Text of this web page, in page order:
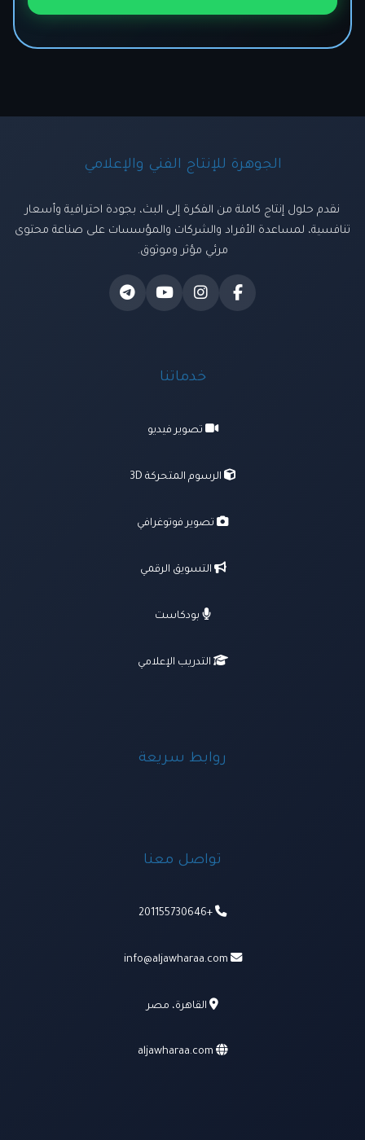
الجوهرة للإنتاج الفني والإعلامي
نقدم حلول إنتاج كاملة من الفكرة إلى البث، بجودة احترافية وأسعار
تنافسية، لمساعدة الأفراد والشركات والمؤسسات على صناعة محتوى
مرئي مؤثر وموثوق.
خدماتنا
تصوير فيديو
الرسوم المتحركة 3D
تصوير فوتوغرافي
التسويق الرقمي
بودكاست
التدريب الإعلامي
روابط سريعة
تواصل معنا
+201155730646
info@aljawharaa.com
القاهرة، مصر
aljawharaa.com